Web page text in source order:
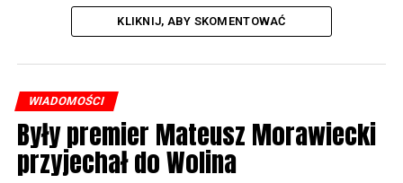
KLIKNIJ, ABY SKOMENTOWAĆ
WIADOMOŚCI
Były premier Mateusz Morawiecki
przyjechał do Wolina